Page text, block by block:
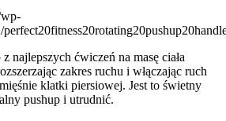
najlepszych ćwiczeń na masę ciała
zakres ruchu i włączając ruch
klatki piersiowej. Jest to świetny
pushup i utrudnić.